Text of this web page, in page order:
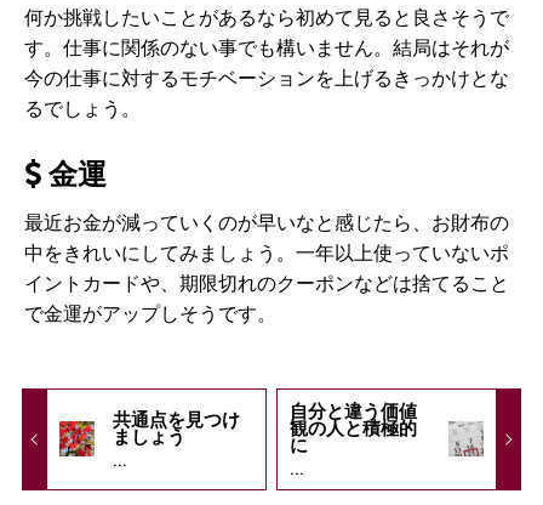
何か挑戦したいことがあるなら初めて見ると良さそうで
す。仕事に関係のない事でも構いません。結局はそれが
今の仕事に対するモチベーションを上げるきっかけとな
るでしょう。
金運
最近お金が減っていくのが早いなと感じたら、お財布の
中をきれいにしてみましょう。一年以上使っていないポ
イントカードや、期限切れのクーポンなどは捨てること
で金運がアップしそうです。
共通点を見つけ
ましょう
...
自分と違う価値
観の人と積極的
に
...